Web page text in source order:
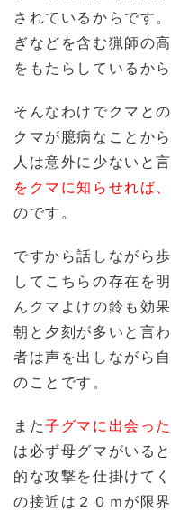
されているからです
ぎなどを含む猟師の
をもたらしているから
そんなわけでクマと
クマが臆病なことか
人は意外に少ないと
をクマに知らせれば
のです。
ですから話しながら
してこちらの存在を
んクマよけの鈴も効
朝と夕刻が多いと言
者は声を出しながら
のことです。
また子グマに出会っ
は必ず母グマがいる
的な攻撃を仕掛けて
の接近は２０ｍが限